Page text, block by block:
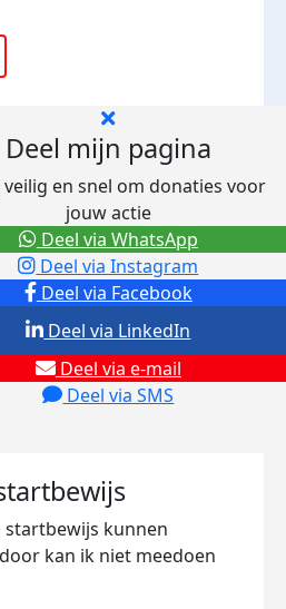
Deel mijn pagina
veilig en snel om donaties voor
jouw actie
Deel via Facebook
Deel via Instagram
Deel via e-mail
Deel via SMS
Deel via LinkedIn
Deel via WhatsApp
startbewijs kunnen
kan ik niet meedoen